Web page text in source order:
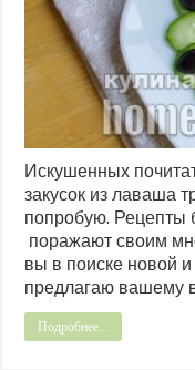
Искушенных
закусок из лаваша
попробую. Рецепты
поражают своим
вы в поиске новой
предлагаю вашему
Подробнее...